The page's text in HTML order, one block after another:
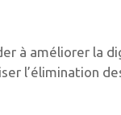
à améliorer la
l’élimination